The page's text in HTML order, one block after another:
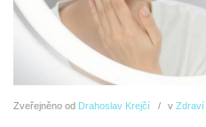
Zveřejněno od Drahoslav Krejčí v Zdraví